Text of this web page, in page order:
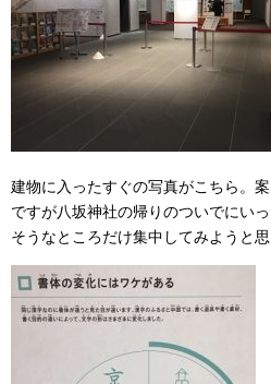
建物に入ったすぐの写真がこちら。
ですが八坂神社の帰りのついでにい
そうなところだけ集中してみようと思